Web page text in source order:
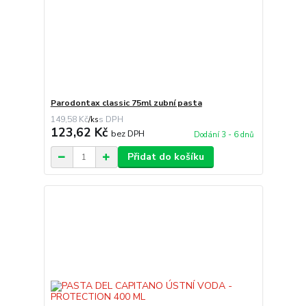
Parodontax classic 75ml zubní pasta
149,58 Kč/ks
123,62 Kč bez DPH Dodání 3 - 6 dnů
Přidat do košíku